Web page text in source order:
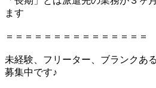
ます
＝＝＝＝＝＝＝＝＝＝＝＝＝＝＝
未経験、フリーター、ブランクあ
募集中です♪